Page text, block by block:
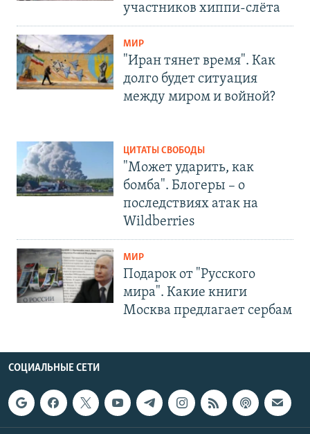
участников хиппи-слёта
МИР
"Иран тянет время". Как
долго будет ситуация
между миром и войной?
ЦИТАТЫ СВОБОДЫ
"Может ударить, как
бомба". Блогеры – о
последствиях атак на
Wildberries
МИР
Подарок от "Русского
мира". Какие книги
Москва предлагает сербам
СОЦИАЛЬНЫЕ СЕТИ